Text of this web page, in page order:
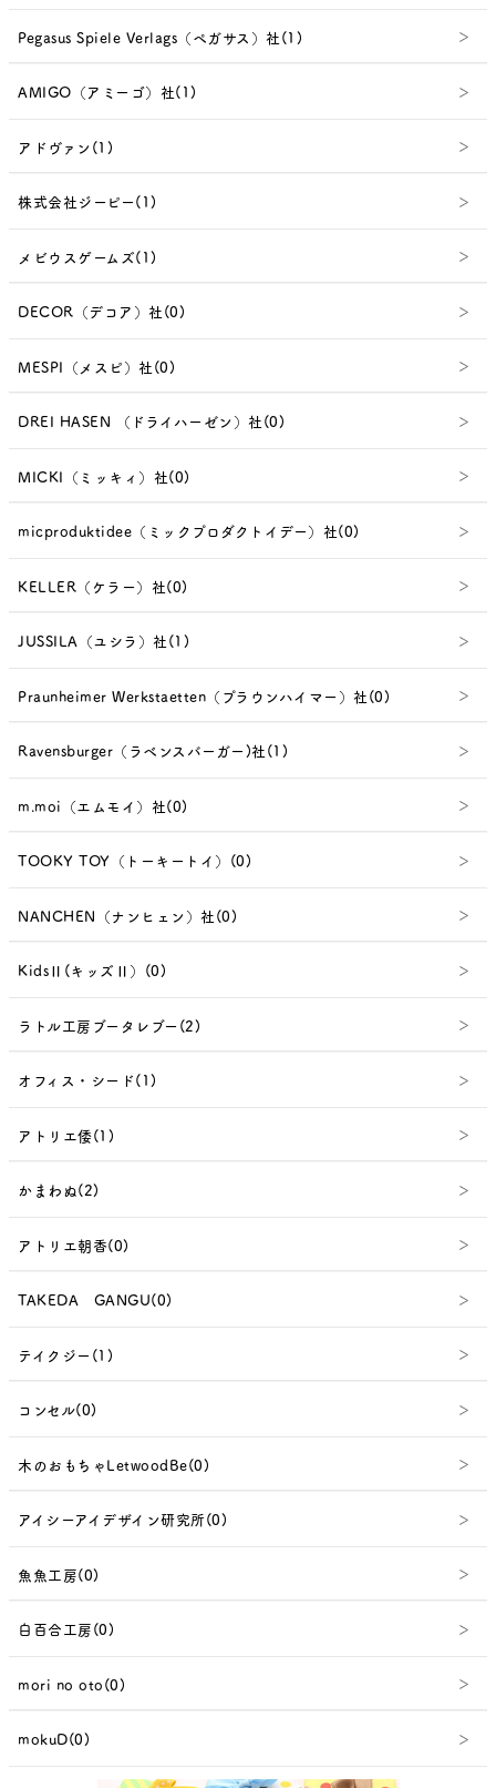
Pegasus Spiele Verlags（ペガサス）社(1)
AMIGO（アミーゴ）社(1)
アドヴァン(1)
株式会社ジーピー(1)
メビウスゲームズ(1)
DECOR（デコア）社(0)
MESPI（メスピ）社(0)
DREI HASEN （ドライハーゼン）社(0)
MICKI（ミッキィ）社(0)
micproduktidee（ミックプロダクトイデー）社(0)
KELLER（ケラー）社(0)
JUSSILA（ユシラ）社(1)
Praunheimer Werkstaetten（プラウンハイマー）社(0)
Ravensburger（ラベンスバーガー)社(1)
m.moi（エムモイ）社(0)
TOOKY TOY（トーキートイ）(0)
NANCHEN（ナンヒェン）社(0)
KidsⅡ(キッズⅡ）(0)
ラトル工房ブータレブー(2)
オフィス・シード(1)
アトリエ倭(1)
かまわぬ(2)
アトリエ朝香(0)
TAKEDA GANGU(0)
テイクジー(1)
コンセル(0)
木のおもちゃLetwoodBe(0)
アイシーアイデザイン研究所(0)
魚魚工房(0)
白百合工房(0)
mori no oto(0)
mokuD(0)